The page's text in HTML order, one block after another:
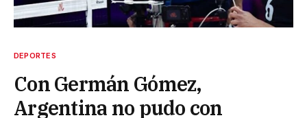
DEPORTES
Con Germán Gómez,
Argentina no pudo con